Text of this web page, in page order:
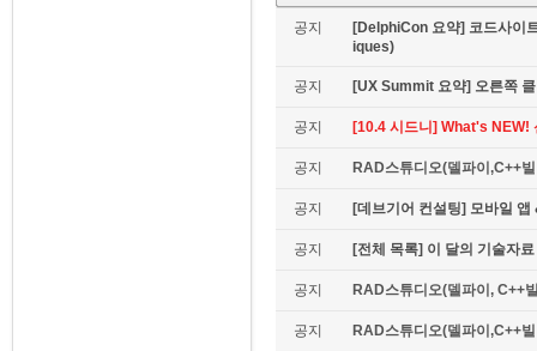
공지
[DelphiCon 요약] 코드사이
iques)
공지 [UX Summit 요약] 오른쪽
공지 [10.4 시드니] What's NEW!
공지 RAD스튜디오(델파이,C++
공지 [데브기어 컨설팅] 모바일
공지 [전체 목록] 이 달의 기술자
공지 RAD스튜디오(델파이, C++
공지 RAD스튜디오(델파이,C++